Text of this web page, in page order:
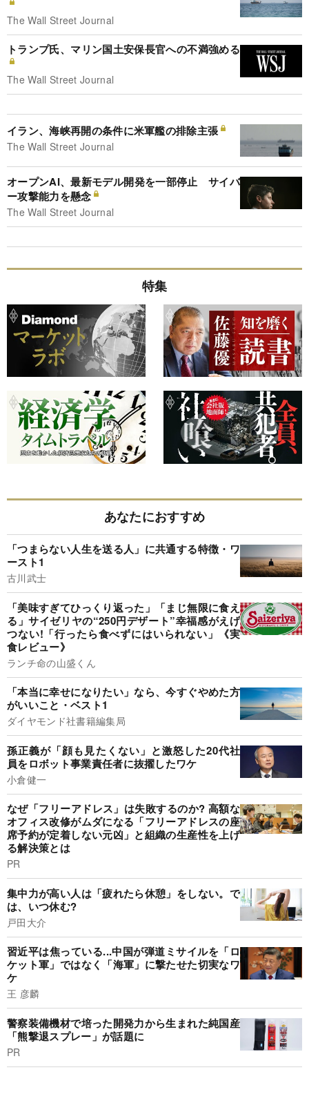
The Wall Street Journal
トランプ氏、マリン国土安保長官への不満強める
The Wall Street Journal
イラン、海峡再開の条件に米軍艦の排除主張
The Wall Street Journal
オープンAI、最新モデル開発を一部停止 サイバ
ー攻撃能力を懸念
The Wall Street Journal
特集
あなたにおすすめ
「つまらない人生を送る人」に共通する特徴・ワ
ースト1
古川武士
「美味すぎてひっくり返った」「まじ無限に食え
る」サイゼリヤの“250円デザート”幸福感がえげ
つない!「行ったら食べずにはいられない」《実
食レビュー》
ランチ命の山盛くん
「本当に幸せになりたい」なら、今すぐやめた方
がいいこと・ベスト1
ダイヤモンド社書籍編集局
孫正義が「顔も見たくない」と激怒した20代社
員をロボット事業責任者に抜擢したワケ
小倉健一
なぜ「フリーアドレス」は失敗するのか? 高額な
オフィス改修がムダになる「フリーアドレスの座
席予約が定着しない元凶」と組織の生産性を上げ
る解決策とは
PR
集中力が高い人は「疲れたら休憩」をしない。で
は、いつ休む?
戸田大介
習近平は焦っている...中国が弾道ミサイルを「ロ
ケット軍」ではなく「海軍」に撃たせた切実なワ
ケ
王 彦麟
警察装備機材で培った開発力から生まれた純国産
「熊撃退スプレー」が話題に
PR